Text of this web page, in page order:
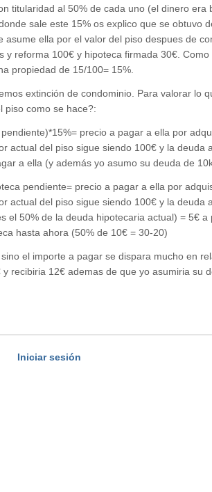
titularidad al 50% de cada uno (el dinero era
sale este 15% os explico que se obtuvo
asume ella por el valor del piso despues de
reforma 100€ y hipoteca firmada 30€.
propiedad de 15/100= 15%.
extinción de condominio. Para valorar lo
piso como se hace?:
precio a pagar a ella por
actual del piso sigue siendo 100€ y la deuda
a ella (y además yo asumo su deuda de
pendiente= precio a pagar a ella por
actual del piso sigue siendo 100€ y la deuda
el 50% de la deuda hipotecaria actual) = 5€ a
hasta ahora (50% de 10€ = 30-20)
el importe a pagar se dispara mucho en
recibiria 12€ ademas de que yo asumiria su
Iniciar sesión